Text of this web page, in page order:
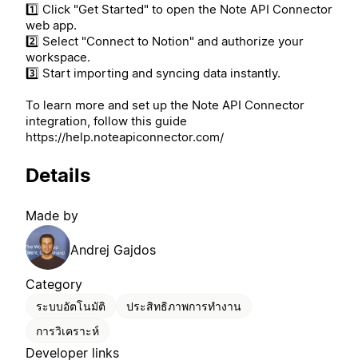
1️⃣ Click "Get Started" to open the Note API Connector
web app.
2️⃣ Select "Connect to Notion" and authorize your
workspace.
3️⃣ Start importing and syncing data instantly.
To learn more and set up the Note API Connector
integration, follow this guide
https://help.noteapiconnector.com/
Details
Made by
Andrej Gajdos
Category
ระบบอัตโนมัติ
ประสิทธิภาพการทำงาน
การวิเคราะห์
Developer links